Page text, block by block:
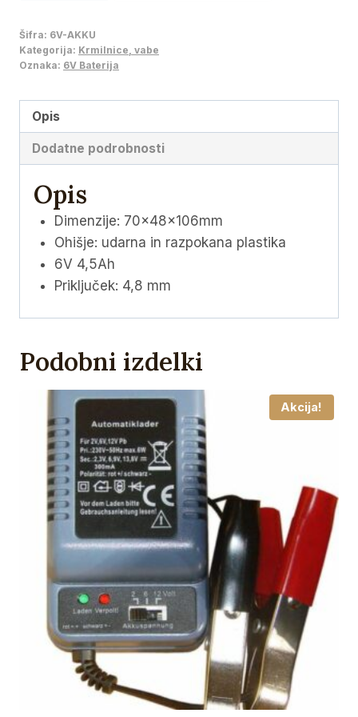
€20,00.
Šifra: 6V-AKKU
Kategorija: Krmilnice, vabe
Oznaka: 6V Baterija
Opis
Dodatne podrobnosti
Opis
Dimenzije: 70x48x106mm
Ohišje: udarna in razpokana plastika
6V 4,5Ah
Priključek: 4,8 mm
Podobni izdelki
Akcija!